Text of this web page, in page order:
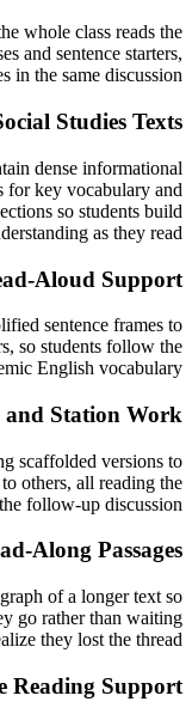
whole class reads the
and sentence starters,
in the same discussion.
Studies Texts
dense informational
for key vocabulary and
so students build
as they read.
Aloud Support
sentence frames to
so students follow the
English vocabulary.
and Station Work
scaffolded versions to
others, all reading the
follow-up discussion.
Along Passages
of a longer text so
go rather than waiting
they lost the thread.
Reading Support